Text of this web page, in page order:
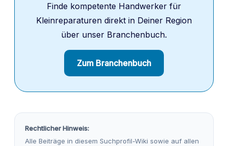
Finde kompetente Handwerker für
Kleinreparaturen direkt in Deiner Region
über unser Branchenbuch.
Zum Branchenbuch
Rechtlicher Hinweis:
Alle Beiträge in diesem Suchprofil-Wiki sowie auf allen